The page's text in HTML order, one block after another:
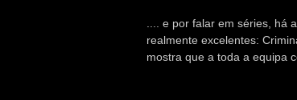
.... e por falar em séries, há
realmente excelentes:
mostra que a toda a equipa